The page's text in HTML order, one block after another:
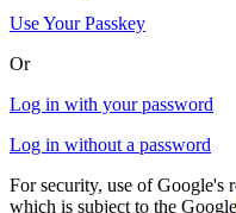
Use Your Passkey
Or
Log in with your password
Log in without a password
For security, use of Google's
which is subject to the Google